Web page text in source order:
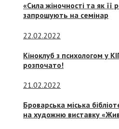
«Сила жіночності та як
запрошують на семінар
22.02.2022
Кіноклуб з психологом у
розпочато!
21.02.2022
Броварська міська
на художню виставку